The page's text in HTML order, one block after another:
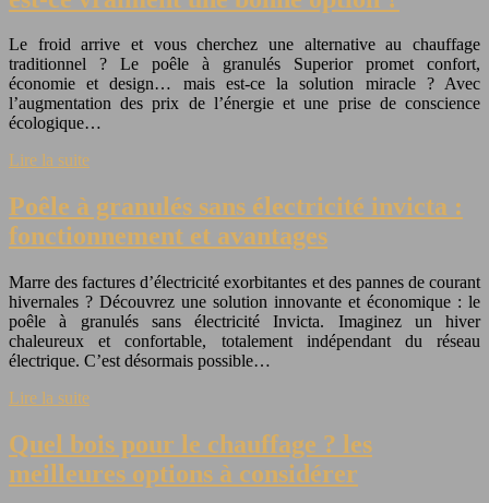
Le froid arrive et vous cherchez une alternative au chauffage
traditionnel ? Le poêle à granulés Superior promet confort,
économie et design… mais est-ce la solution miracle ? Avec
l’augmentation des prix de l’énergie et une prise de conscience
écologique…
Lire la suite
Poêle à granulés sans électricité invicta :
fonctionnement et avantages
Marre des factures d’électricité exorbitantes et des pannes de courant
hivernales ? Découvrez une solution innovante et économique : le
poêle à granulés sans électricité Invicta. Imaginez un hiver
chaleureux et confortable, totalement indépendant du réseau
électrique. C’est désormais possible…
Lire la suite
Quel bois pour le chauffage ? les
meilleures options à considérer